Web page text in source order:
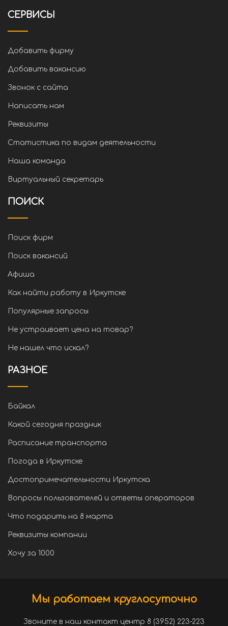
СЕРВИСЫ
Добавить фирму
Добавить вакансию
Звонок с сайта
Написать нам
Реквизиты
Статистика по видам деятельности
Наша команда
Виртуальный секретарь
ПОИСК
Поиск фирм
Поиск вакансий
Афиша
Как найти работу в Иркутске
Популярные запросы
Не устраивает цена на товар?
Не нашел что искал?
РАЗНОЕ
Байкал
Какой сегодня праздник
Расписание транспорта
Погода в Иркутске
Достопримечательности Иркутска
Вопросы пользователей и ответы операторов
Что подарить на 8 марта
Реквизиты компании
Хочу за 1000
Мы работаем круглосуточно
Звоните в наш контакт центр 8 (3952) 223-223